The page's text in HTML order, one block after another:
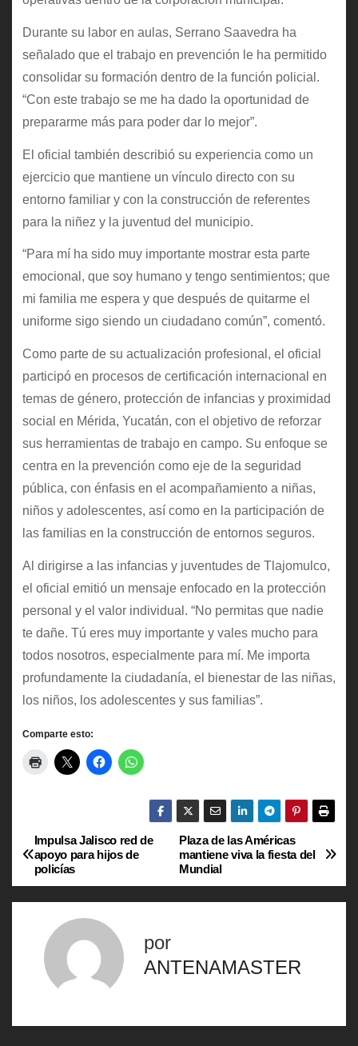
Durante su labor en aulas, Serrano Saavedra ha
señalado que el trabajo en prevención le ha permitido
consolidar su formación dentro de la función policial.
“Con este trabajo se me ha dado la oportunidad de
prepararme más para poder dar lo mejor”.
El oficial también describió su experiencia como un
ejercicio que mantiene un vínculo directo con su
entorno familiar y con la construcción de referentes
para la niñez y la juventud del municipio.
“Para mí ha sido muy importante mostrar esta parte
emocional, que soy humano y tengo sentimientos; que
mi familia me espera y que después de quitarme el
uniforme sigo siendo un ciudadano común”, comentó.
Como parte de su actualización profesional, el oficial
participó en procesos de certificación internacional en
temas de género, protección de infancias y proximidad
social en Mérida, Yucatán, con el objetivo de reforzar
sus herramientas de trabajo en campo. Su enfoque se
centra en la prevención como eje de la seguridad
pública, con énfasis en el acompañamiento a niñas,
niños y adolescentes, así como en la participación de
las familias en la construcción de entornos seguros.
Al dirigirse a las infancias y juventudes de Tlajomulco,
el oficial emitió un mensaje enfocado en la protección
personal y el valor individual. “No permitas que nadie
te dañe. Tú eres muy importante y vales mucho para
todos nosotros, especialmente para mí. Me importa
profundamente la ciudadanía, el bienestar de las niñas,
los niños, los adolescentes y sus familias”.
Comparte esto:
N
a
Plaza de las Américas
mantiene viva la fiesta del
Mundial
Impulsa Jalisco red de
apoyo para hijos de
policías
por
ANTENAMASTER